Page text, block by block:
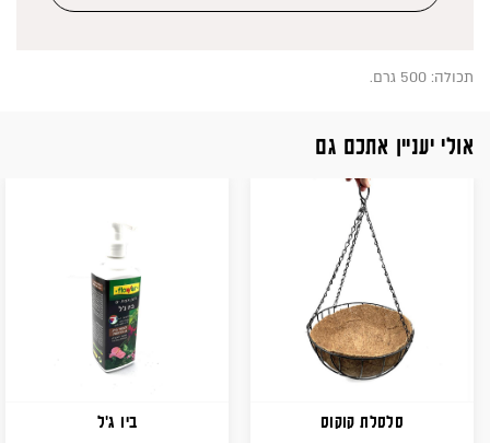
תכולה: 500 גרם.
אולי יעניין אתכם גם
סלסלת קוקוס ביו ג'ל